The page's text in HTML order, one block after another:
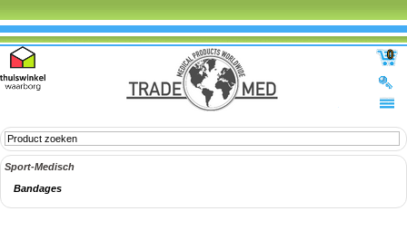
0
Sport-Medisch
Bandages